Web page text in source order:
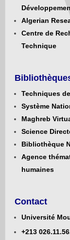
Algerian
Centre de
Technique
Techniques
Système
Maghreb
Science
Bibliothèque
Agence
humaines
Contact
Université
+213 0